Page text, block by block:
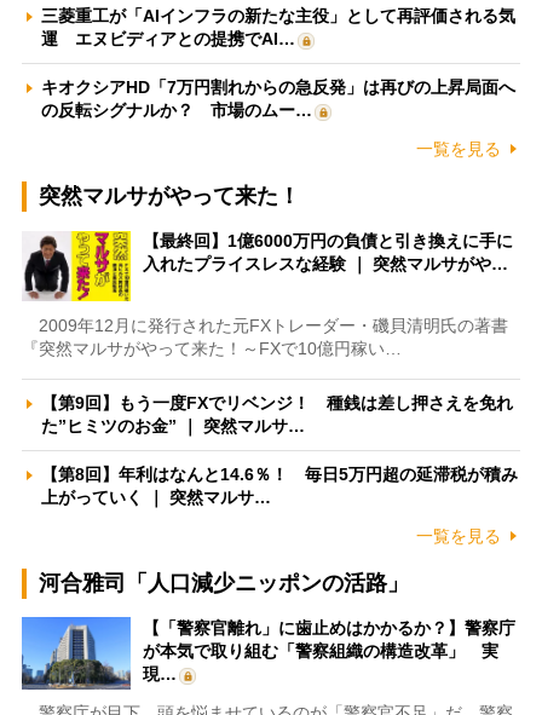
三菱重工が「AIインフラの新たな主役」として再評価される気
運 エヌビディアとの提携でAI…
キオクシアHD「7万円割れからの急反発」は再びの上昇局面へ
の反転シグナルか？ 市場のムー…
一覧を見る
突然マルサがやって来た！
【最終回】1億6000万円の負債と引き換えに手に
入れたプライスレスな経験 ｜ 突然マルサがや…
2009年12月に発行された元FXトレーダー・磯貝清明氏の著書
『突然マルサがやって来た！～FXで10億円稼い…
【第9回】もう一度FXでリベンジ！ 種銭は差し押さえを免れ
た”ヒミツのお金” ｜ 突然マルサ…
【第8回】年利はなんと14.6％！ 毎日5万円超の延滞税が積み
上がっていく ｜ 突然マルサ…
一覧を見る
河合雅司「人口減少ニッポンの活路」
【「警察官離れ」に歯止めはかかるか？】警察庁
が本気で取り組む「警察組織の構造改革」 実
現…